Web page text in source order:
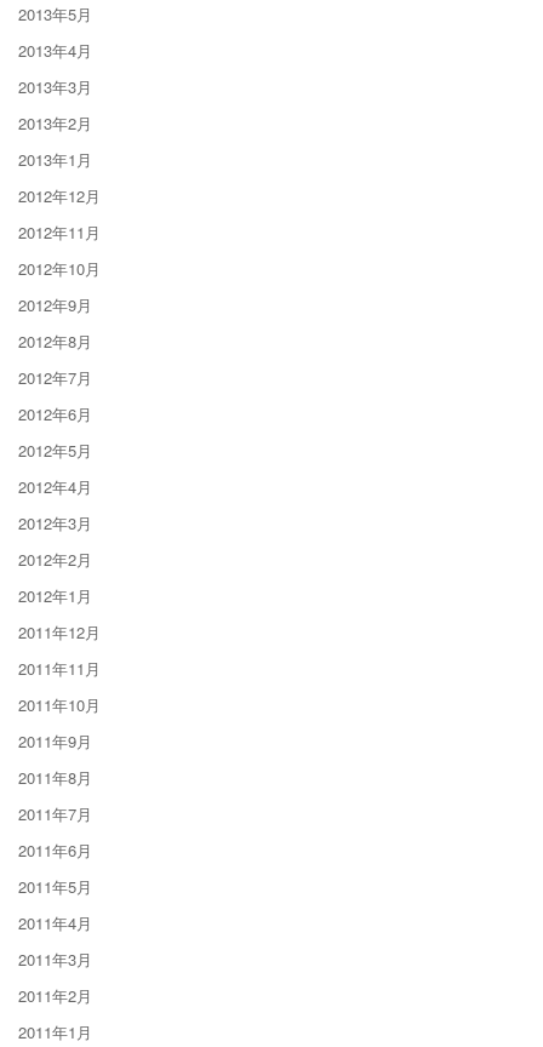
2013年5月
2013年4月
2013年3月
2013年2月
2013年1月
2012年12月
2012年11月
2012年10月
2012年9月
2012年8月
2012年7月
2012年6月
2012年5月
2012年4月
2012年3月
2012年2月
2012年1月
2011年12月
2011年11月
2011年10月
2011年9月
2011年8月
2011年7月
2011年6月
2011年5月
2011年4月
2011年3月
2011年2月
2011年1月